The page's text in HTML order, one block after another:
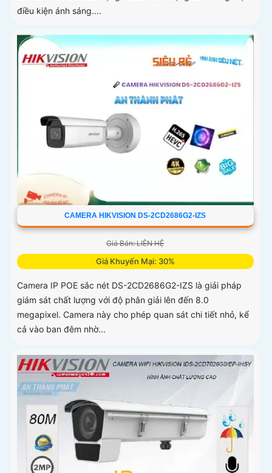
điều kiện ánh sáng....
CAMERA HIKVISION DS-2CD2686G2-IZS
Giá Bán: LIÊN HỆ
Giá Khuyến Mại: 30%
Camera IP POE sắc nét DS-2CD2686G2-IZS là giải pháp
giám sát chất lượng với độ phân giải lên đến 8.0
megapixel. Camera này cho phép quan sát chi tiết nhỏ, kể
cả vào ban đêm nhờ...